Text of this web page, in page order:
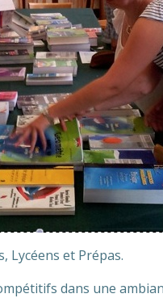
Lycéens et Prépas.
dans une